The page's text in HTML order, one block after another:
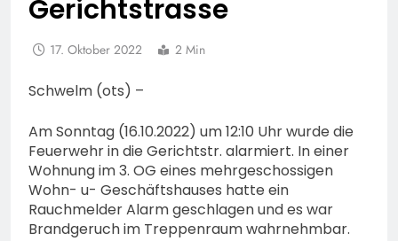
Gerichtstrasse
17. Oktober 2022 2 Min
Schwelm (ots) –
Am Sonntag (16.10.2022) um 12:10 Uhr wurde die
Feuerwehr in die Gerichtstr. alarmiert. In einer
Wohnung im 3. OG eines mehrgeschossigen
Wohn- u- Geschäftshauses hatte ein
Rauchmelder Alarm geschlagen und es war
Brandgeruch im Treppenraum wahrnehmbar.